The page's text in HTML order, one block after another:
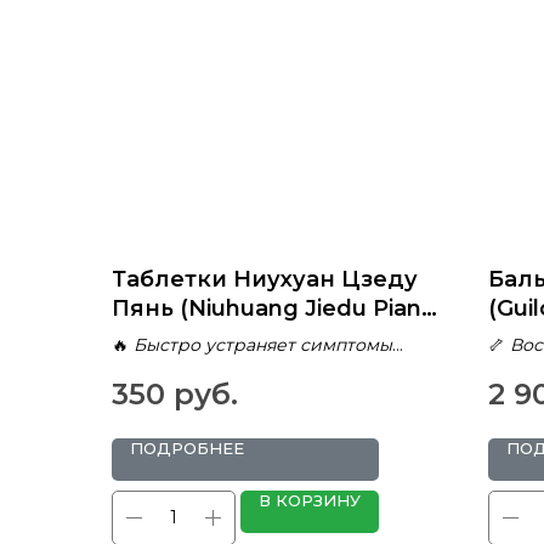
Таблетки Ниухуан Цзеду
Пянь (Niuhuang Jiedu Pian)
для детоксикации и
🔥 Быстро устраняет симптомы
🩸Снижает жар и воспалительные
🌿Комплексное очищение
организма
🛡️Укрепляет естественные
защитные механизмы
350 руб.
ПОДРОБНЕЕ
В КОРЗИНУ
🦴
🔥
🌀
🛡️
2